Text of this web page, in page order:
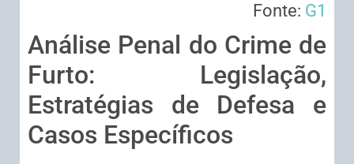
Fonte: G1
Análise Penal do Crime de
Furto: Legislação,
Estratégias de Defesa e
Casos Específicos